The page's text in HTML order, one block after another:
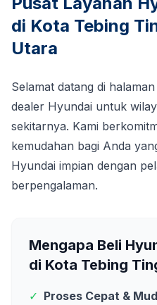
di Kota Tebing
Utara
Selamat datang di
dealer Hyundai untuk
sekitarnya. Kami
kemudahan bagi Anda
Hyundai impian dengan
berpengalaman.
Mengapa Beli
di Kota Tebing
✓ Proses Cepat &